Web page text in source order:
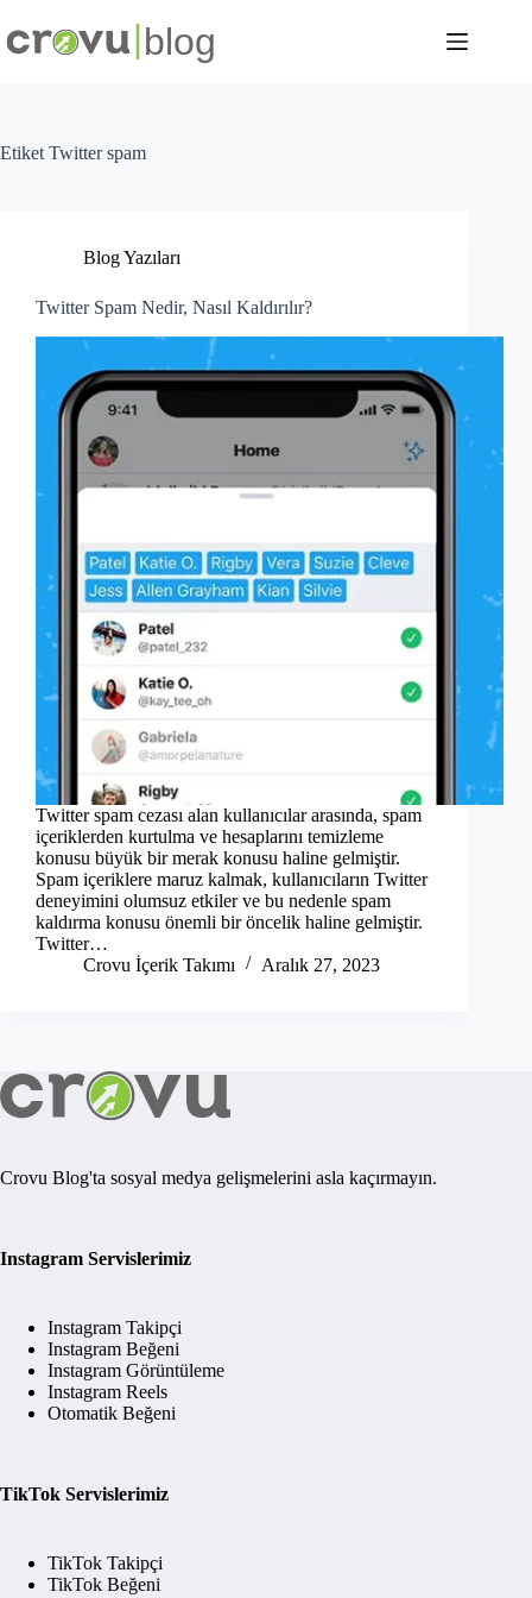
to
content
Etiket Twitter spam
Blog Yazıları
Twitter Spam Nedir, Nasıl Kaldırılır?
Twitter spam cezası alan kullanıcılar arasında, spam
içeriklerden kurtulma ve hesaplarını temizleme
konusu büyük bir merak konusu haline gelmiştir.
Spam içeriklere maruz kalmak, kullanıcıların Twitter
deneyimini olumsuz etkiler ve bu nedenle spam
kaldırma konusu önemli bir öncelik haline gelmiştir.
Twitter…
Crovu İçerik Takımı
Aralık 27, 2023
Crovu Blog'ta sosyal medya gelişmelerini asla kaçırmayın.
Instagram Servislerimiz
Instagram Takipçi
Instagram Beğeni
Instagram Görüntüleme
Instagram Reels
Otomatik Beğeni
TikTok Servislerimiz
TikTok Takipçi
TikTok Beğeni